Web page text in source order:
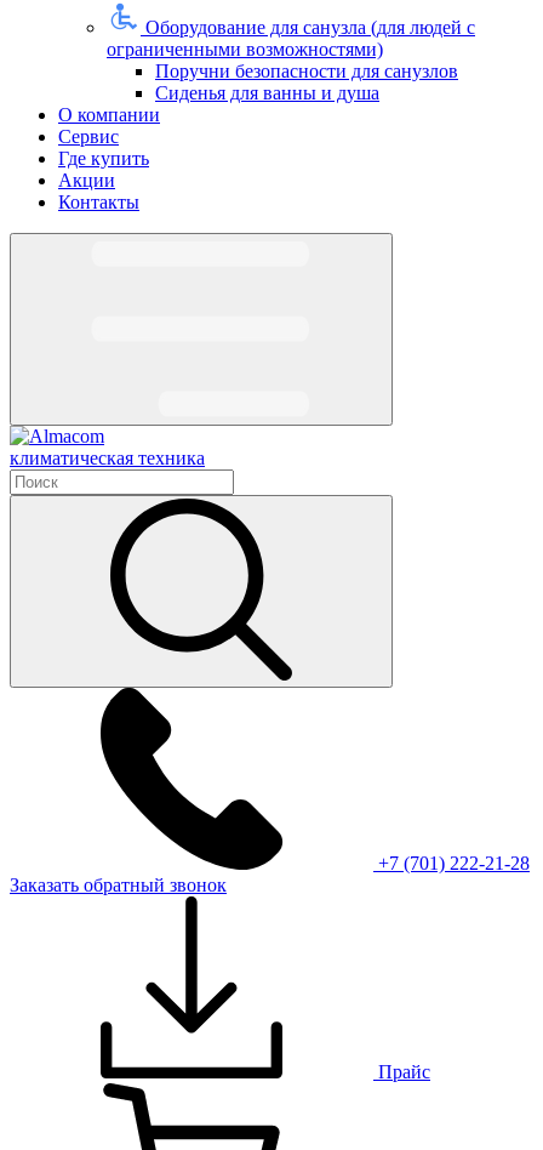
Оборудование для санузла (для людей с
ограниченными возможностями)
Поручни безопасности для санузлов
Сиденья для ванны и душа
О компании
Сервис
Где купить
Акции
Контакты
климатическая техника
+7 (701) 222-21-28
Заказать обратный звонок
Прайс